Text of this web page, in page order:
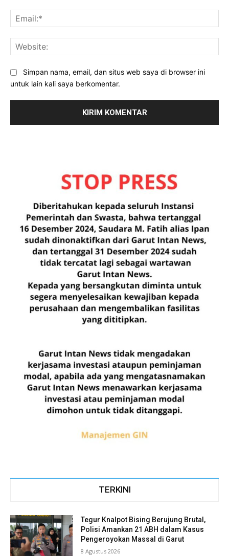
Simpan nama, email, dan situs web saya di browser ini
untuk lain kali saya berkomentar.
TERKINI
Tegur Knalpot Bising Berujung Brutal,
Polisi Amankan 21 ABH dalam Kasus
Pengeroyokan Massal di Garut
8 Agustus 2026